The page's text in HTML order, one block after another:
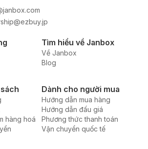
Tìm hiểu về Janbox
Về Janbox
Blog
hàng hoá
Dành cho người mua
Hướng dẫn mua hàng
Hướng dẫn đấu giá
Phương thức thanh toán
Vận chuyển quốc tế